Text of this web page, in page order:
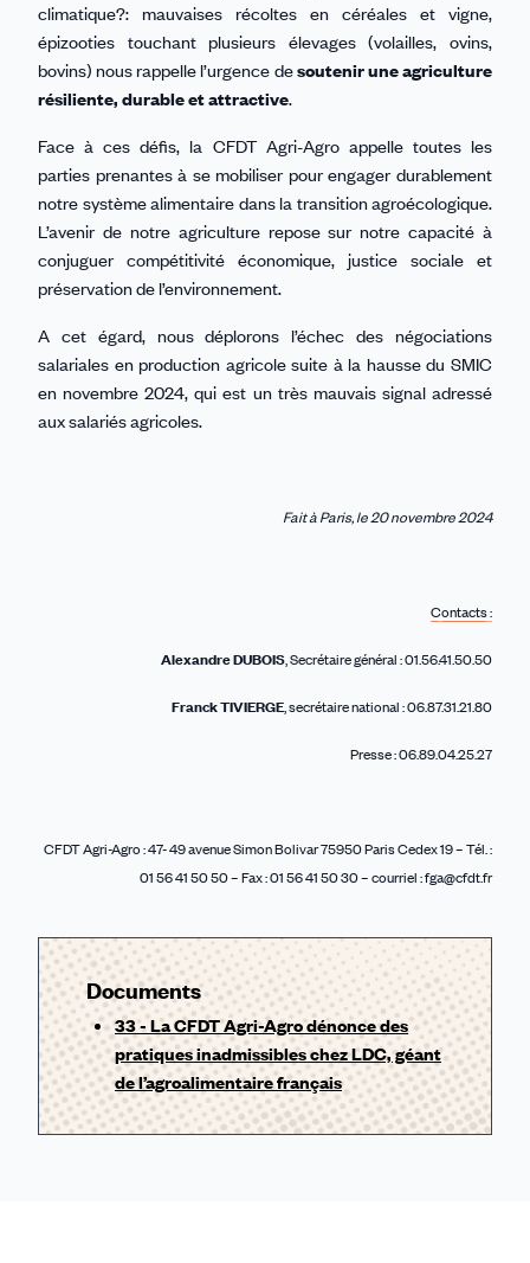
climatique?: mauvaises récoltes en céréales et vigne,
épizooties touchant plusieurs élevages (volailles, ovins,
bovins) nous rappelle l’urgence desoutenir une agriculture
résiliente, durable et attractive.
Face à ces défis, la CFDT Agri-Agro appelle toutes les
parties prenantes à se mobiliser pour engager durablement
notre système alimentaire dans la transition agroécologique.
L’avenir de notre agriculture repose sur notre capacité à
conjuguer compétitivité économique, justice sociale et
préservation de l’environnement.
A cet égard, nous déplorons l’échec des négociations
salariales en production agricole suite à la hausse du SMIC
en novembre 2024, qui est un très mauvais signal adressé
aux salariés agricoles.
Fait à Paris, le 20 novembre 2024
Contacts :
Alexandre DUBOIS, Secrétaire général : 01.56.41.50.50
Franck TIVIERGE, secrétaire national : 06.87.31.21.80
Presse : 06.89.04.25.27
CFDT Agri-Agro : 47- 49 avenue Simon Bolivar 75950 Paris Cedex 19 – Tél. :
01 56 41 50 50 – Fax : 01 56 41 50 30 – courriel : fga@cfdt.fr
Documents
33 - La CFDT Agri-Agro dénonce des
pratiques inadmissibles chez LDC, géant
de l’agroalimentaire français